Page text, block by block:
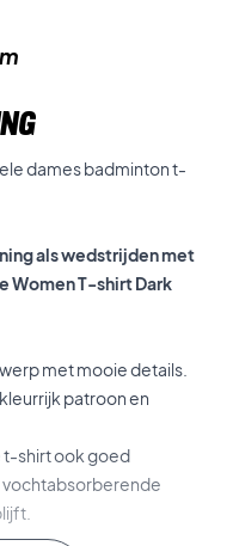
dames badminton t-
als wedstrijden met
Women T-shirt Dark
met mooie details.
patroon en
t-shirt ook goed